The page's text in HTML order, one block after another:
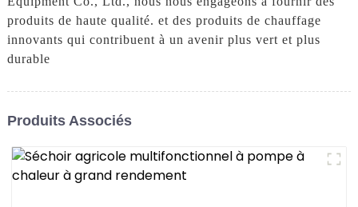
produits de haute qualité. et des produits de chauffage
innovants qui contribuent à un avenir plus vert et plus
durable
Produits Associés